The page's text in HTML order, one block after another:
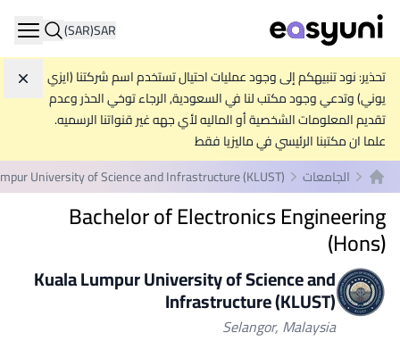
SAR
(SAR)
تحذير: نود تنبيهكم إلى وجود عمليات احتيال تستخدم اسم شركتنا (ايزي
يوني) وتدعي وجود مكتب لنا في السعودية, الرجاء توخي الحذر وعدم
تقديم المعلومات الشخصية أو الماليه لأي جهه غير قنواتنا الرسميه.
علما ان مكتبنا الرئيسي في ماليزيا فقط
الصفحة الرئيسية
الجامعات University of Science and Infrastructure (KLUST)
Bachelor of Electronics Engineering
(Hons)
Kuala Lumpur University of Science and
Infrastructure (KLUST)
Selangor, Malaysia